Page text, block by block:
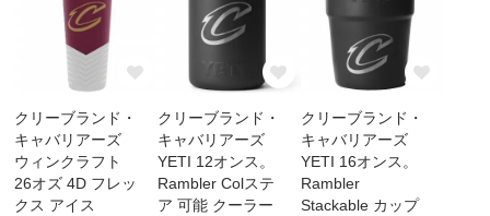
クリーブランド・
キャバリアーズ
ウィンクラフト
26オズ 4D フレッ
クス アイス
クリーブランド・
キャバリアーズ
YETI 12オンス。
Rambler Colステ
ア 可能 クーラー
クリーブランド・
キャバリアーズ
YETI 16オンス。
Rambler
Stackable カップ